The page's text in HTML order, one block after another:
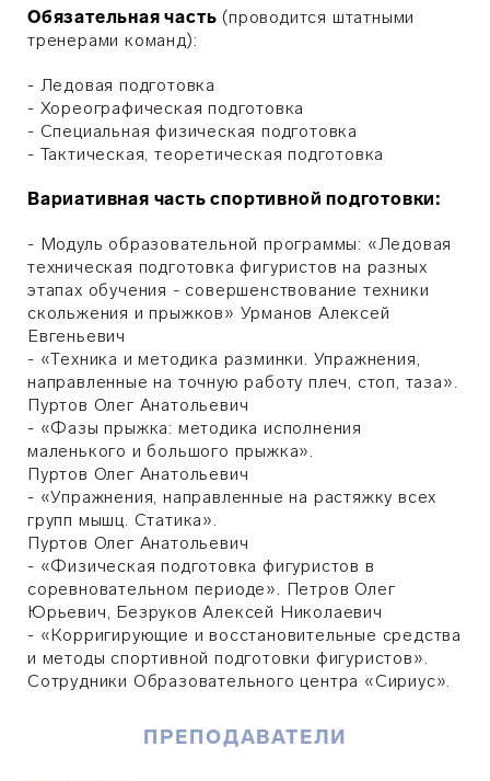
Обязательная часть (проводится штатными
тренерами команд):
- Ледовая подготовка
- Хореографическая подготовка
- Специальная физическая подготовка
- Тактическая, теоретическая подготовка
Вариативная часть спортивной подготовки:
- Модуль образовательной программы: «Ледовая
техническая подготовка фигуристов на разных
этапах обучения - совершенствование техники
скольжения и прыжков» Урманов Алексей
Евгеньевич
- «Техника и методика разминки. Упражнения,
направленные на точную работу плеч, стоп, таза».
Пуртов Олег Анатольевич
- «Фазы прыжка: методика исполнения
маленького и большого прыжка».
Пуртов Олег Анатольевич
- «Упражнения, направленные на растяжку всех
групп мышц. Статика».
Пуртов Олег Анатольевич
- «Физическая подготовка фигуристов в
соревновательном периоде». Петров Олег
Юрьевич, Безруков Алексей Николаевич
- «Корригирующие и восстановительные средства
и методы спортивной подготовки фигуристов».
Сотрудники Образовательного центра «Сириус».
ПРЕПОДАВАТЕЛИ